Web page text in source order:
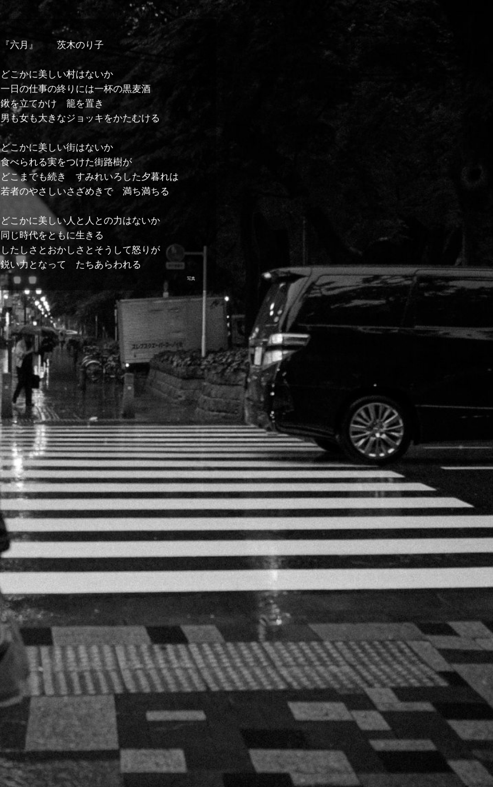
『六月』 茨木のり子
どこかに美しい村はないか
一日の仕事の終りには一杯の黒麦酒
鍬を立てかけ 籠を置き
男も女も大きなジョッキをかたむける
どこかに美しい街はないか
食べられる実をつけた街路樹が
どこまでも続き すみれいろした夕暮れは
若者のやさしいさざめきで 満ち満ちる
どこかに美しい人と人との力はないか
同じ時代をともに生きる
したしさとおかしさとそうして怒りが
鋭い力となって たちあらわれる
写真